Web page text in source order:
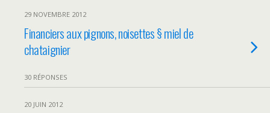
29 NOVEMBRE 2012
Financiers aux pignons, noisettes § miel de
chataignier
30 RÉPONSES
20 JUIN 2012